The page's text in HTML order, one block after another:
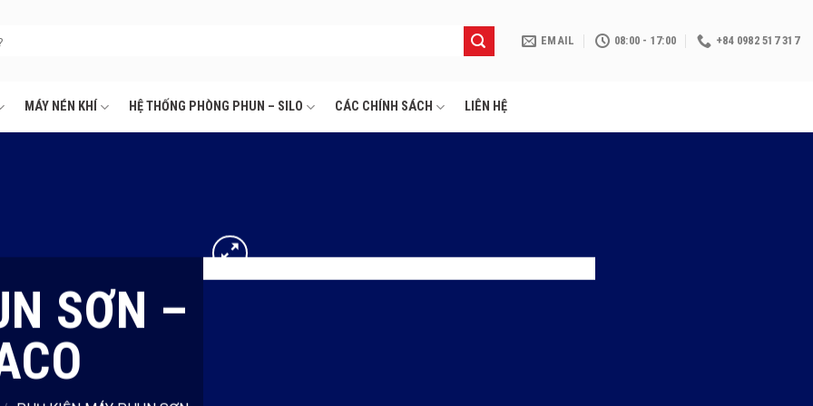
EMAIL 08:00 - 17:00 +84 0982 517 317
MÁY NÉN KHÍ HỆ THỐNG PHÒNG PHUN – SILO CÁC CHÍNH SÁCH LIÊN HỆ
SƠN –